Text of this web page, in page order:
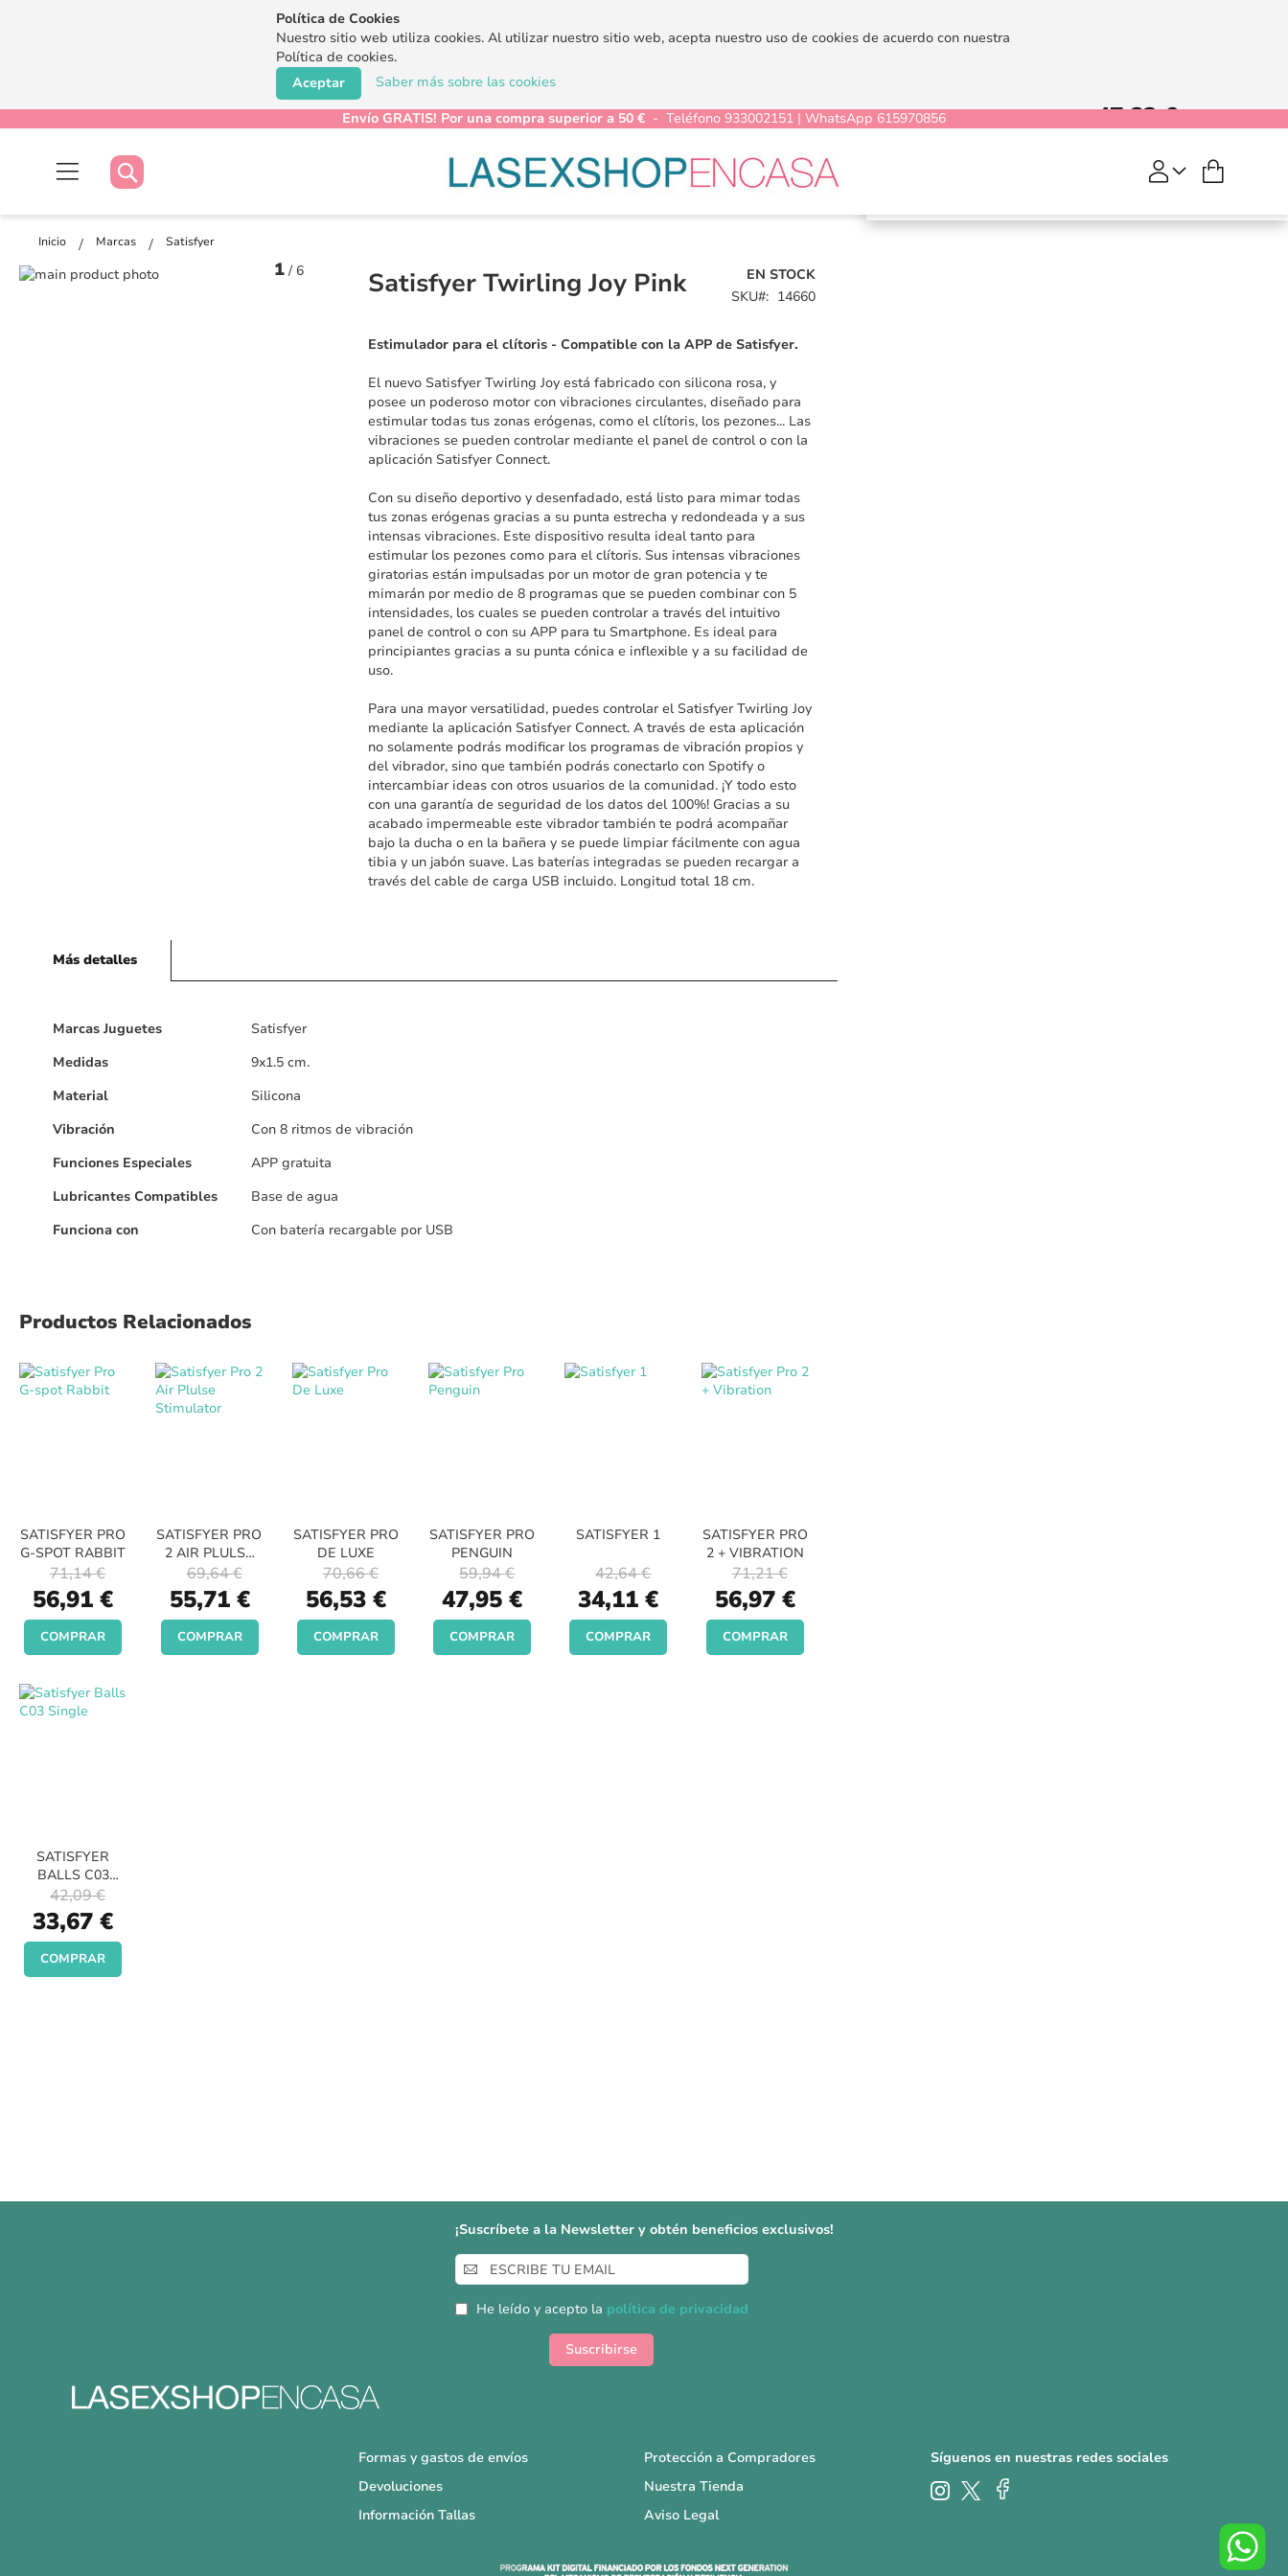
Política de Cookies
Nuestro sitio web utiliza cookies. Al utilizar nuestro sitio web, acepta nuestro uso de cookies de acuerdo con nuestra
Política de cookies.
Saber más sobre las cookies
Aceptar
Envío GRATIS! Por una compra superior a 50 € - Teléfono 933002151 | WhatsApp 615970856
Buscar
Buscar
Inicio Marcas Satisfyer
Satisfyer Twirling Joy
47,82 €59,77 €
COMPRAR
Saltar
1 / 6 Satisfyer Twirling Joy Pink
EN STOCK
SKU
14660
Estimulador para el clítoris - Compatible con la APP de Satisfyer.
El nuevo Satisfyer Twirling Joy está fabricado con silicona rosa, y
posee un poderoso motor con vibraciones circulantes, diseñado para
estimular todas tus zonas erógenas, como el clítoris, los pezones... Las
vibraciones se pueden controlar mediante el panel de control o con la
aplicación Satisfyer Connect.
Con su diseño deportivo y desenfadado, está listo para mimar todas
tus zonas erógenas gracias a su punta estrecha y redondeada y a sus
intensas vibraciones. Este dispositivo resulta ideal tanto para
estimular los pezones como para el clítoris. Sus intensas vibraciones
giratorias están impulsadas por un motor de gran potencia y te
mimarán por medio de 8 programas que se pueden combinar con 5
intensidades, los cuales se pueden controlar a través del intuitivo
panel de control o con su APP para tu Smartphone. Es ideal para
principiantes gracias a su punta cónica e inflexible y a su facilidad de
uso.
Para una mayor versatilidad, puedes controlar el Satisfyer Twirling Joy
mediante la aplicación Satisfyer Connect. A través de esta aplicación
no solamente podrás modificar los programas de vibración propios y
del vibrador, sino que también podrás conectarlo con Spotify o
intercambiar ideas con otros usuarios de la comunidad. ¡Y todo esto
con una garantía de seguridad de los datos del 100%! Gracias a su
acabado impermeable este vibrador también te podrá acompañar
bajo la ducha o en la bañera y se puede limpiar fácilmente con agua
tibia y un jabón suave. Las baterías integradas se pueden recargar a
través del cable de carga USB incluido. Longitud total 18 cm.
Más detalles
Más
Marcas Juguetes
Satisfyer
Medidas
9x1.5 cm.
Material
Silicona
Vibración
Con 8 ritmos de vibración
Funciones Especiales
APP gratuita
Lubricantes Compatibles
Base de agua
Funciona con
Con batería recargable por USB
Productos Relacionados
SATISFYER PRO
G-SPOT RABBIT
Special
Price
56,91 €
71,14 €
COMPRAR
SATISFYER PRO
2 AIR PLULSE
STIMULATOR
Special
Price
55,71 €
69,64 €
COMPRAR
SATISFYER PRO
DE LUXE
Special
Price
56,53 €
70,66 €
COMPRAR
SATISFYER PRO
PENGUIN
Special
Price
47,95 €
59,94 €
COMPRAR
SATISFYER 1
Special
Price
34,11 €
42,64 €
COMPRAR
SATISFYER PRO
2 + VIBRATION
Special
Price
56,97 €
71,21 €
COMPRAR
SATISFYER
BALLS C03
SINGLE
Special
Price
33,67 €
42,09 €
COMPRAR
¡Suscríbete a la Newsletter y obtén beneficios exclusivos!
Inscríbase
a
nuestro
boletín
He leído y acepto la política de privacidad
Suscribirse
Formas y gastos de envíos
Devoluciones
Información Tallas
Protección a Compradores
Nuestra Tienda
Aviso Legal
Síguenos en nuestras redes sociales